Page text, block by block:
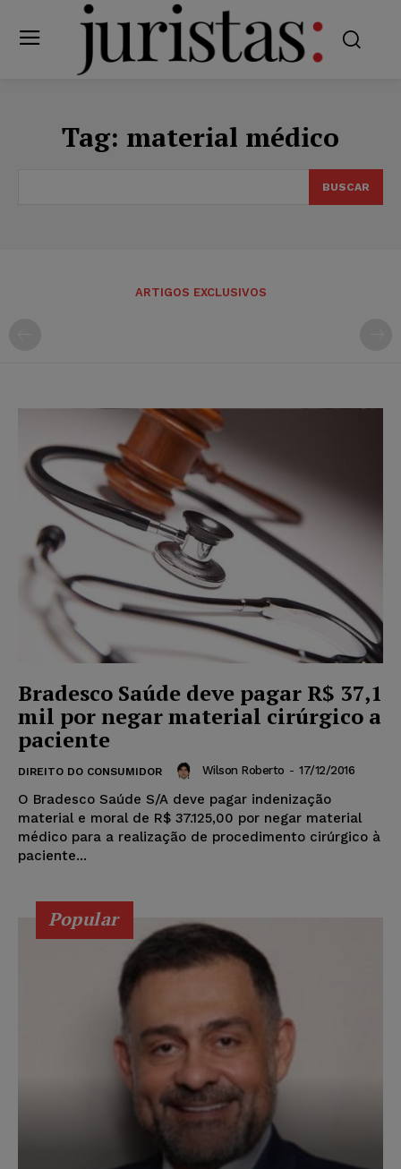
Tag: material médico
BUSCAR
ARTIGOS EXCLUSIVOS
Bradesco Saúde deve pagar R$ 37,1
mil por negar material cirúrgico a
paciente
DIREITO DO CONSUMIDOR Wilson Roberto - 17/12/2016
O Bradesco Saúde S/A deve pagar indenização
material e moral de R$ 37.125,00 por negar material
médico para a realização de procedimento cirúrgico à
paciente...
Popular